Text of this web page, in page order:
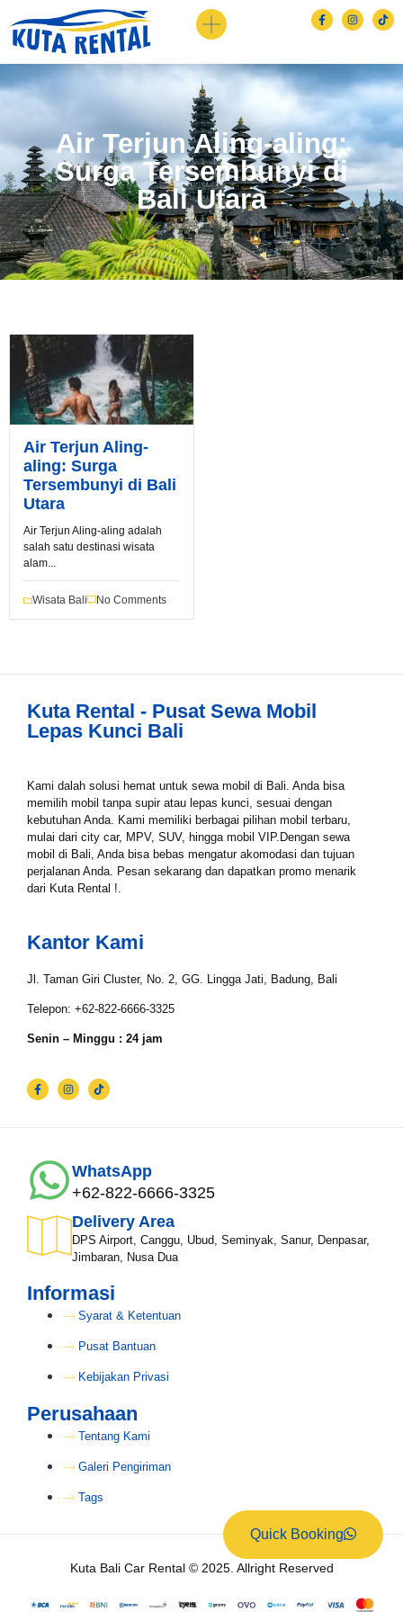
Air Terjun Aling-aling:
Surga Tersembunyi di
Bali Utara
Air Terjun Aling-
aling: Surga
Tersembunyi di Bali
Utara
Air Terjun Aling-aling adalah
salah satu destinasi wisata
alam...
Wisata Bali No Comments
Kuta Rental - Pusat Sewa Mobil
Lepas Kunci Bali
Kami dalah solusi hemat untuk sewa mobil di Bali. Anda bisa
memilih mobil tanpa supir atau lepas kunci, sesuai dengan
kebutuhan Anda. Kami memiliki berbagai pilihan mobil terbaru,
mulai dari city car, MPV, SUV, hingga mobil VIP.Dengan sewa
mobil di Bali, Anda bisa bebas mengatur akomodasi dan tujuan
perjalanan Anda. Pesan sekarang dan dapatkan promo menarik
dari Kuta Rental !.
Quick Booking
Book via WhatsApp
Pilih Mobil*
Tipe Sewa*
Tgl Mulai*
Tgl Selesai*
Email*
Lokasi Pengiriman & Pengembalian
Kantor Kami
Jl. Taman Giri Cluster, No. 2, GG. Lingga Jati, Badung, Bali
Telepon: +62-822-6666-3325
Senin – Minggu : 24 jam
WhatsApp
+62-822-6666-3325
Delivery Area
DPS Airport, Canggu, Ubud, Seminyak, Sanur, Denpasar,
Jimbaran, Nusa Dua
Informasi
Syarat & Ketentuan
Pusat Bantuan
Kebijakan Privasi
Perusahaan
Tentang Kami
Galeri Pengiriman
Tags
Kuta Bali Car Rental © 2025. Allright Reserved